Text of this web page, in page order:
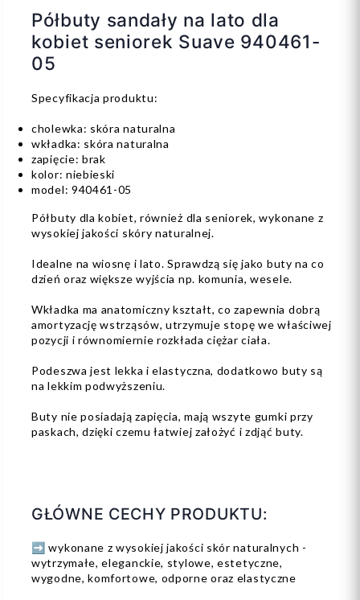
Półbuty sandały na lato dla
kobiet seniorek Suave 940461-
05
Specyfikacja produktu:
cholewka: skóra naturalna
wkładka: skóra naturalna
zapięcie: brak
kolor: niebieski
model: 940461-05
Półbuty dla kobiet, również dla seniorek, wykonane z
wysokiej jakości skóry naturalnej.
Idealne na wiosnę i lato. Sprawdzą się jako buty na co
dzień oraz większe wyjścia np. komunia, wesele.
Wkładka ma anatomiczny kształt, co zapewnia dobrą
amortyzację wstrząsów, utrzymuje stopę we właściwej
pozycji i równomiernie rozkłada ciężar ciała.
Podeszwa jest lekka i elastyczna, dodatkowo buty są
na lekkim podwyższeniu.
Buty nie posiadają zapięcia, mają wszyte gumki przy
paskach, dzięki czemu łatwiej założyć i zdjąć buty.
GŁÓWNE CECHY PRODUKTU:
➡️ wykonane z wysokiej jakości skór naturalnych -
wytrzymałe, eleganckie, stylowe, estetyczne,
wygodne, komfortowe, odporne oraz elastyczne